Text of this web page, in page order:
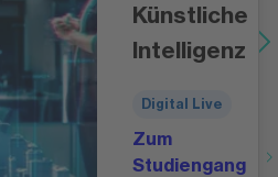
Künstliche
Intelligenz
Digital Live
Zum
Studiengang